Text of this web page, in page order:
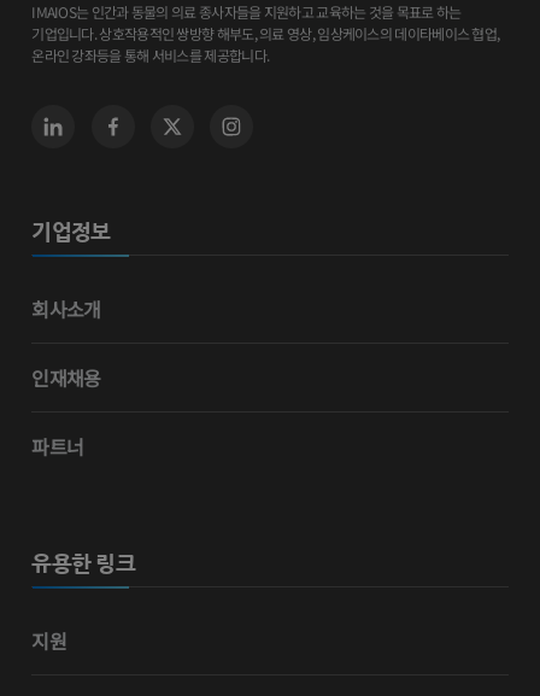
IMAIOS는 인간과 동물의 의료 종사자들을 지원하고 교육하는 것을 목표로 하는
기업입니다. 상호작용적인 쌍방향 해부도, 의료 영상, 임상케이스의 데이타베이스 협업,
온라인 강좌등을 통해 서비스를 제공합니다.
기업정보
회사소개
인재채용
파트너
유용한 링크
지원